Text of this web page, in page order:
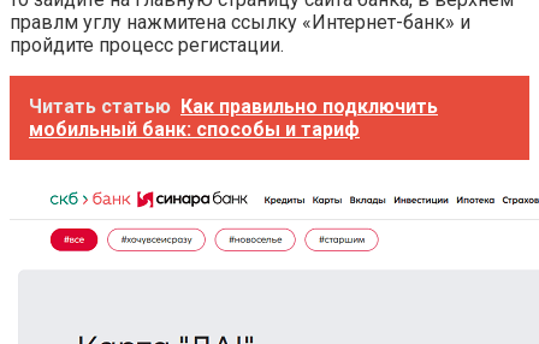
правлм углу нажмитена ссылку «Интернет-банк» и
пройдите процесс регистации.
Читать статью Как правильно подключить
мобильный банк: способы и тариф